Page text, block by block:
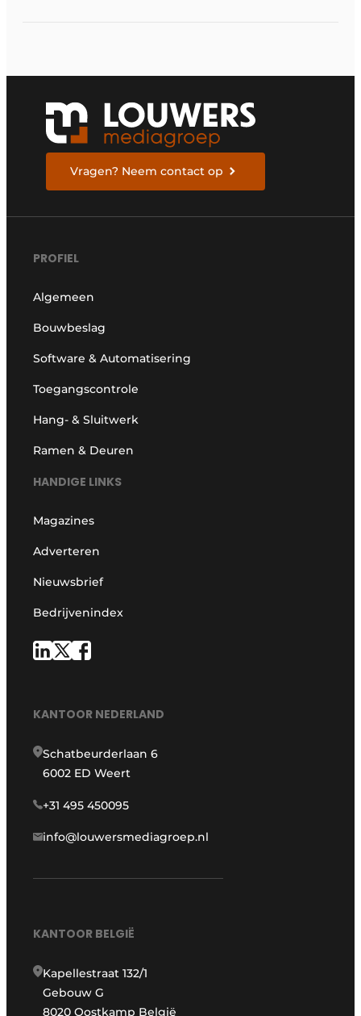
Vragen? Neem contact op
PROFIEL
Algemeen
Bouwbeslag
Software & Automatisering
Toegangscontrole
Hang- & Sluitwerk
Ramen & Deuren
HANDIGE LINKS
Magazines
Adverteren
Nieuwsbrief
Bedrijvenindex
KANTOOR NEDERLAND
Schatbeurderlaan 6
6002 ED Weert
+31 495 450095
info@louwersmediagroep.nl
KANTOOR BELGIË
Kapellestraat 132/1
Gebouw G
8020 Oostkamp België